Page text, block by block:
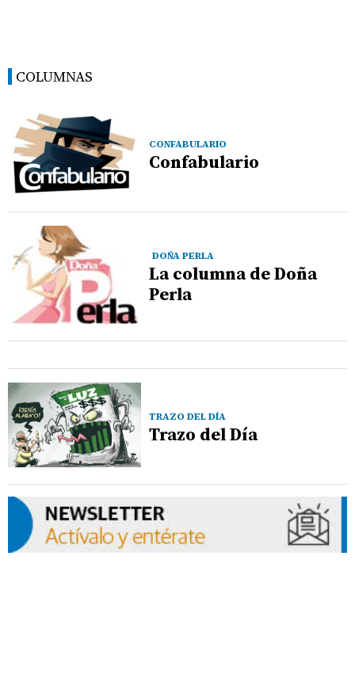
COLUMNAS
CONFABULARIO
Confabulario
DOÑA PERLA
La columna de Doña
Perla
TRAZO DEL DÍA
Trazo del Día